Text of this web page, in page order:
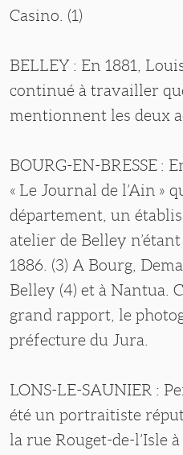
Casino. (1)
BELLEY : En 1881,
continué à travailler
mentionnent les deux
BOURG-EN-BRESSE :
« Le Journal de l’Ain »
département, un
atelier de Belley
1886. (3) A Bourg,
Belley (4) et à Nantua.
grand rapport, le
préfecture du Jura.
LONS-LE-SAUNIER :
été un portraitiste
la rue Rouget-de-l’Isle